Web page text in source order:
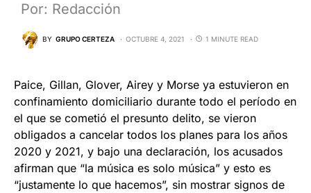
Por: Redacción
BY GRUPO CERTEZA OCTUBRE 4, 2021 1 MINUTE READ
Paice, Gillan, Glover, Airey y Morse ya estuvieron en
confinamiento domiciliario durante todo el período en
el que se cometió el presunto delito, se vieron
obligados a cancelar todos los planes para los años
2020 y 2021, y bajo una declaración, los acusados
afirman que “la música es solo música” y esto es
“justamente lo que hacemos”, sin mostrar signos de